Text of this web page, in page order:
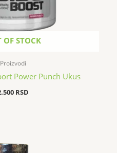
OF STOCK
Proizvodi
Power Punch Ukus
RSD